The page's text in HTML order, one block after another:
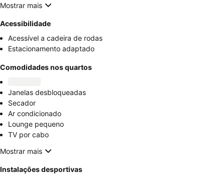
Mostrar mais
Acessibilidade
Acessível a cadeira de rodas
Estacionamento adaptado
Comodidades nos quartos
Janelas desbloqueadas
Secador
Ar condicionado
Lounge pequeno
TV por cabo
Mostrar mais
Instalações desportivas